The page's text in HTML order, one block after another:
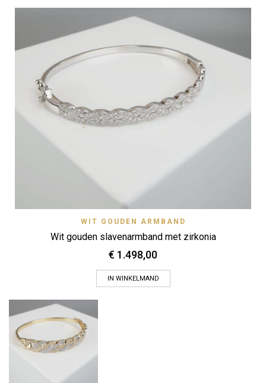
WIT GOUDEN ARMBAND
Wit gouden slavenarmband met zirkonia
€ 1.498,00
IN WINKELMAND